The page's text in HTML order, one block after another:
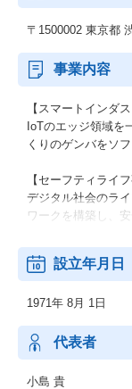
〒1500002 東京都
事業内容
【スマートインダ
IoTのエッジ領域を
くりのゲンバをソ
【セーフティライフ
デジタル社会のラ
ワークを構築し、
【セキュアビジネ
セキュリティ分野
【プロダクト】
自社開発認証ソリ
総合脅威管理ソリ
設立年月日
1971年 8月 1日
代表者
小島 貴